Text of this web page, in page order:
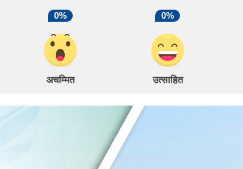
0%
अचम्मित
0%
उत्साहित